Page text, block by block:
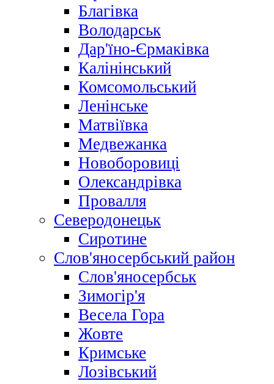
Благівка
Володарськ
Дар'їно-Єрмаківка
Калінінський
Комсомольський
Ленінське
Матвіївка
Медвежанка
Новоборовиці
Олександрівка
Провалля
Северодонецьк
Сиротине
Слов'яносербський район
Слов'яносербськ
Зимогір'я
Весела Гора
Жовте
Кримське
Лозівський